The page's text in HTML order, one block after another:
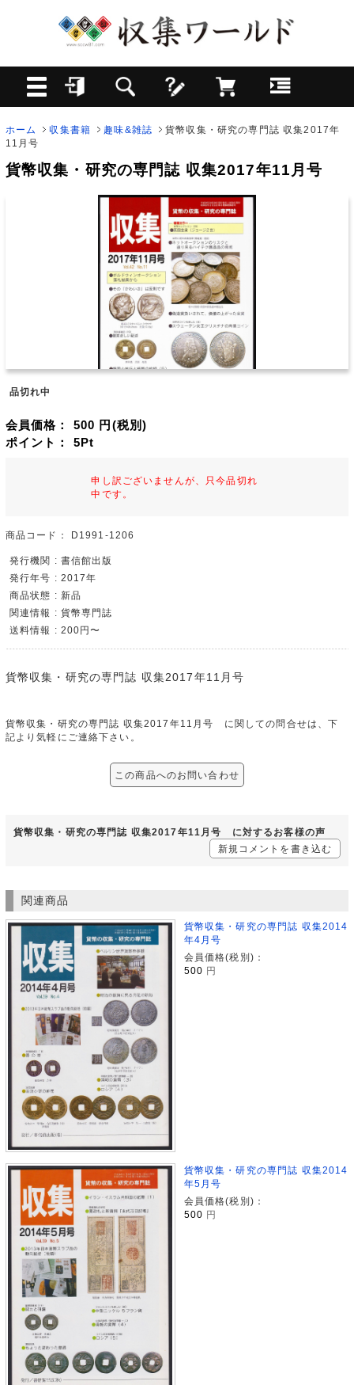
ホーム 収集書籍 趣味&雑誌
貨幣収集・研究の専門誌 収集2017年
11月号
貨幣収集・研究の専門誌 収集2017年11月号
品切れ中
会員価格： 500 円(税別)
ポイント： 5Pt
申し訳ございませんが、只今品切れ
中です。
商品コード： D1991-1206
発行機関 : 書信館出版
発行年号 : 2017年
商品状態 : 新品
関連情報 : 貨幣専門誌
送料情報 : 200円〜
貨幣収集・研究の専門誌 収集2017年11月号
貨幣収集・研究の専門誌 収集2017年11月号 に関しての問合せは、下
記より気軽にご連絡下さい。
この商品へのお問い合わせ
貨幣収集・研究の専門誌 収集2017年11月号 に対するお客様の声
新規コメントを書き込む
関連商品
貨幣収集・研究の専門誌 収集2014
年4月号
会員価格(税別)：
500 円
貨幣収集・研究の専門誌 収集2014
年5月号
会員価格(税別)：
500 円